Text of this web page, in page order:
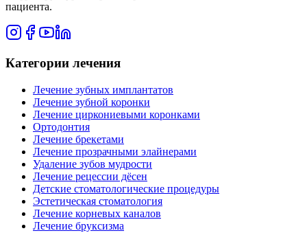
пациента.
Категории лечения
Лечение зубных имплантатов
Лечение зубной коронки
Лечение циркониевыми коронками
Ортодонтия
Лечение брекетами
Лечение прозрачными элайнерами
Удаление зубов мудрости
Лечение рецессии дёсен
Детские стоматологические процедуры
Эстетическая стоматология
Лечение корневых каналов
Лечение бруксизма